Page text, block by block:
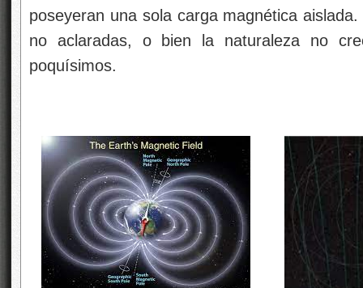
poseyeran una sola carga magnética
no aclaradas, o bien la naturaleza no
poquísimos.